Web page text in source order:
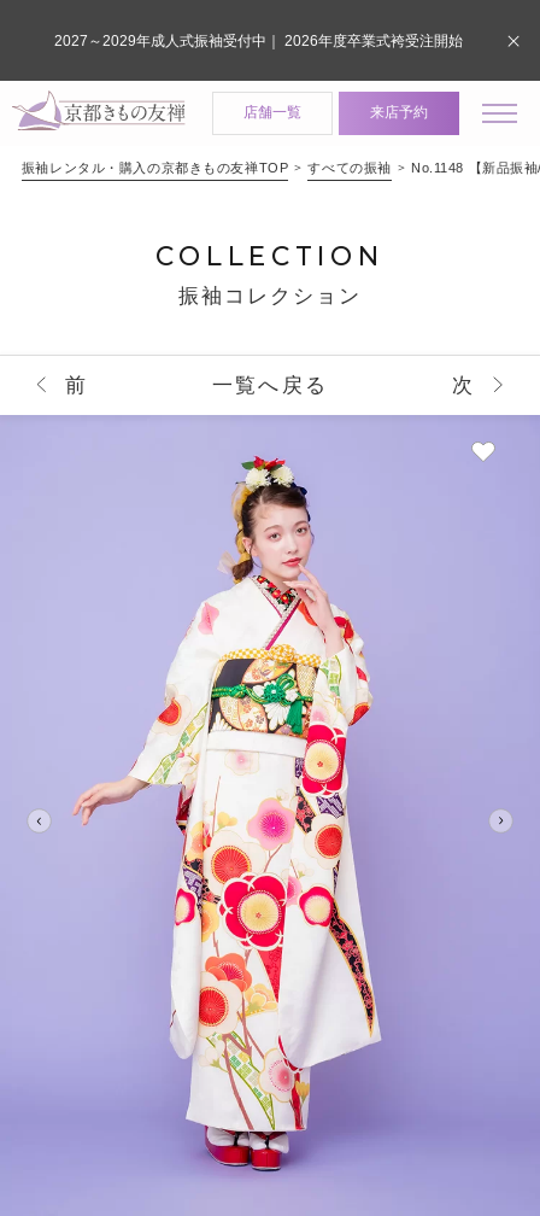
店舗一覧 来店予約
振袖レンタル・購入の京都きもの友禅TOP すべての振袖 No.1148 【新品振
COLLECTION
振袖コレクション
前 一覧へ戻る 次
2027～2029年成人式振袖受付中｜ 2026年度卒業式袴受注開始